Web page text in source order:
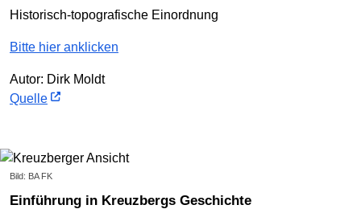
Historisch-topografische Einordnung
Bitte hier anklicken
Autor: Dirk Moldt
Quelle
Bild: BA FK
Einführung in Kreuzbergs Geschichte